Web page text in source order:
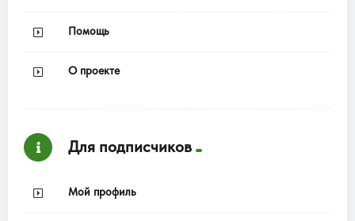
Помощь
О проекте
Для подписчиков
Мой профиль